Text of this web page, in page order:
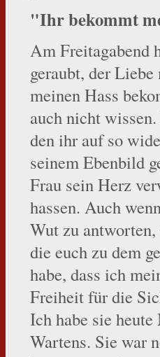
"Ihr bekommt
Am Freitagabend
geraubt, der
meinen Hass
auch nicht
den ihr auf so
seinem Ebenbild
Frau sein Herz
hassen. Auch
Wut zu antworten,
die euch zu dem
habe, dass ich
Freiheit für die
Ich habe sie heute
Wartens. Sie war